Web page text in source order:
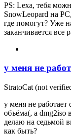
PS: Lexa, тебя
SnowLeopard на
где помогут? Уже
заканчивается все
у меня не
StratoCat (not
у меня не работает
объёма(, а dmg2iso
делаю на седьмой
как быть?